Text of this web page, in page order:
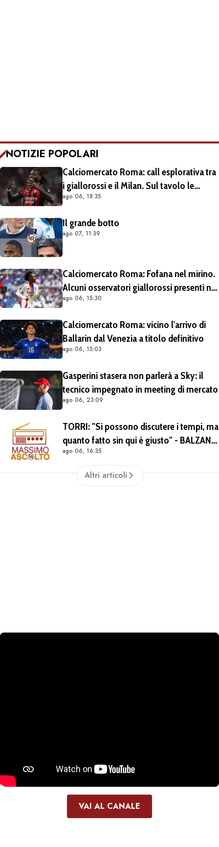
NOTIZIE POPOLARI
Calciomercato Roma: call esplorativa tra
i giallorossi e il Milan. Sul tavolo le
situazioni di Leao e Soulé
ago 06, 18:35
Il grande botto
ago 07, 11:39
Calciomercato Roma: Fofana nel mirino.
Alcuni osservatori giallorossi presenti nel
match di Champions con il Lione
ago 06, 15:30
Calciomercato Roma: vicino l'arrivo di
Ballarin dal Venezia a titolo definitivo
ago 06, 15:03
Gasperini stasera non parlerà a Sky: il
tecnico impegnato in meeting di mercato
ago 06, 23:09
TORRI: "Si possono discutere i tempi, ma
quanto fatto sin qui è giusto" - BALZANI:
"Nonostante Castro e Molina il mercato
ad oggi è insufficiente"
ago 06, 16:35
Altri articoli
VAI AL CANALE